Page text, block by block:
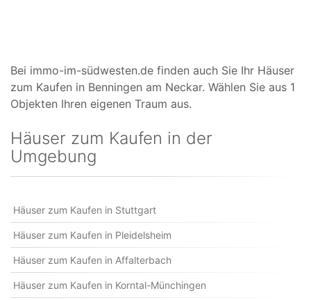
Bei immo-im-südwesten.de finden auch Sie Ihr Häuser
zum Kaufen in Benningen am Neckar. Wählen Sie aus 1
Objekten Ihren eigenen Traum aus.
Häuser zum Kaufen in der
Umgebung
Häuser zum Kaufen in Stuttgart
Häuser zum Kaufen in Pleidelsheim
Häuser zum Kaufen in Affalterbach
Häuser zum Kaufen in Korntal-Münchingen